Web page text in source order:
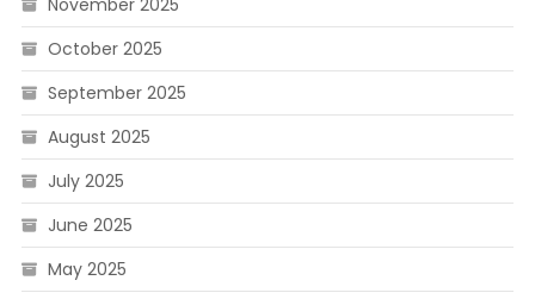
November 2025
October 2025
September 2025
August 2025
July 2025
June 2025
May 2025